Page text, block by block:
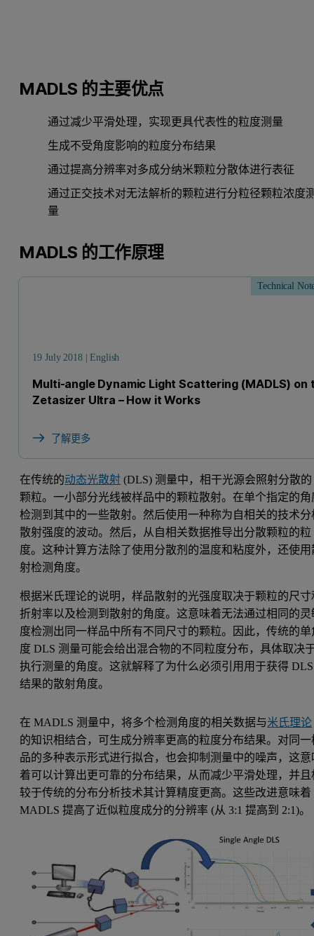
MADLS 的主要优点
通过减少平滑处理，实现更具代表性的粒度测量
生成不受角度影响的粒度分布结果
通过提高分辨率对多成分纳米颗粒分散体进行表征
通过正交技术对无法解析的颗粒进行分粒径颗粒浓度
量
MADLS 的工作原理
Technical
19 July 2018 | English
Multi-angle Dynamic Light Scattering (MADLS) on
Zetasizer Ultra – How it Works
了解更多
在传统的动态光散射 (DLS) 测量中，相干光源会照射分散的
颗粒。一小部分光线被样品中的颗粒散射。在单个指定的角
检测到其中的一些散射。然后使用一种称为自相关的技术分
散射强度的波动。然后，从自相关数据推导出分散颗粒的粒
度。这种计算方法除了使用分散剂的温度和粘度外，还使用
射检测角度。
根据米氏理论的说明，样品散射的光强度取决于颗粒的尺寸
折射率以及检测到散射的角度。这意味着无法通过相同的灵
度检测出同一样品中所有不同尺寸的颗粒。因此，传统的单
度 DLS 测量可能会给出混合物的不同粒度分布，具体取决
执行测量的角度。这就解释了为什么必须引用用于获得 DLS
结果的散射角度。
在 MADLS 测量中，将多个检测角度的相关数据与米氏理论
的知识相结合，可生成分辨率更高的粒度分布结果。对同一
品的多种表示形式进行拟合，也会抑制测量中的噪声，这意
着可以计算出更可靠的分布结果，从而减少平滑处理，并且
较于传统的分布分析技术其计算精度更高。这些改进意味着
MADLS 提高了近似粒度成分的分辨率 (从 3:1 提高到 2:1)。